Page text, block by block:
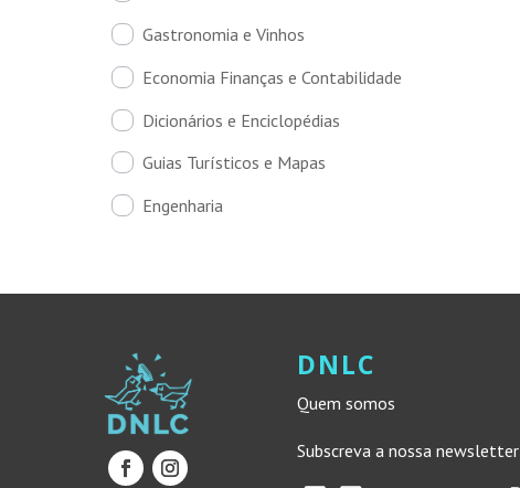
Gastronomia e Vinhos
Economia Finanças e Contabilidade
Dicionários e Enciclopédias
Guias Turísticos e Mapas
Engenharia
DNLC
Quem somos
Subscreva a nossa newsletter